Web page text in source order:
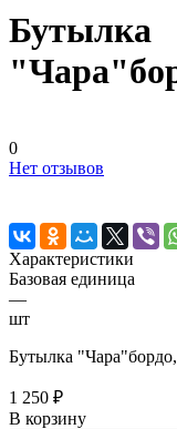
Бутылка
0
Нет отзывов
Характеристики
Базовая единица
—
шт
Бутылка
1 250 ₽
В корзину